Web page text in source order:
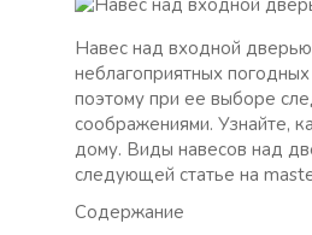
Навес над входной
неблагоприятных
поэтому при ее выборе
соображениями. Узнайте,
дому. Виды навесов над
следующей статье на
Содержание